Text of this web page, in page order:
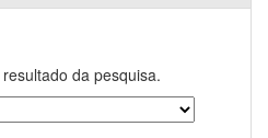
da pesquisa.